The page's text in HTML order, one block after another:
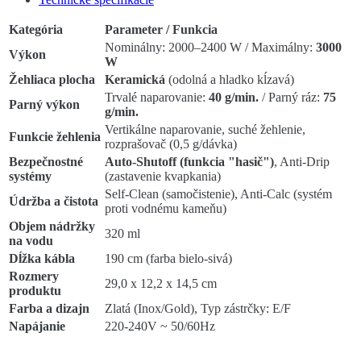
Kategória
Parameter / Funkcia
Výkon
Nominálny: 2000–2400 W / Maximálny: 3000
W
Žehliaca plocha
Keramická (odolná a hladko kĺzavá)
Parný výkon
Trvalé naparovanie: 40 g/min. / Parný ráz: 75
g/min.
Funkcie žehlenia
Vertikálne naparovanie, suché žehlenie,
rozprašovač (0,5 g/dávka)
Bezpečnostné
systémy
Auto-Shutoff (funkcia "hasič"), Anti-Drip
(zastavenie kvapkania)
Údržba a čistota
Self-Clean (samočistenie), Anti-Calc (systém
proti vodnému kameňu)
Objem nádržky
na vodu
320 ml
Dĺžka kábla
190 cm (farba bielo-sivá)
Rozmery
produktu
29,0 x 12,2 x 14,5 cm
Farba a dizajn
Zlatá (Inox/Gold), Typ zástrčky: E/F
Napájanie
220-240V ~ 50/60Hz